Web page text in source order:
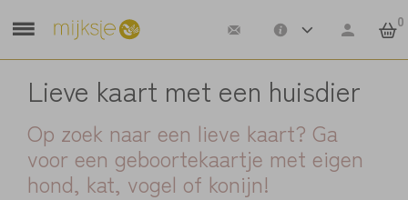
0
Lieve kaart met een huisdier
Op zoek naar een lieve kaart? Ga
voor een geboortekaartje met eigen
hond, kat, vogel of konijn!